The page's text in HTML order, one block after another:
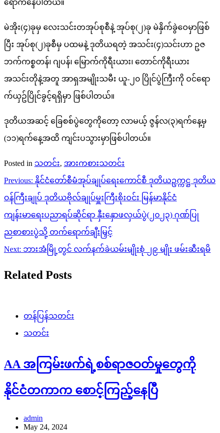
ရောက်နေပါတယ်။
မဲအိုး(၄)ခုမှ လေးသင်းတအုပ်စုစီနဲ့ အုပ်စု(၂)ခု မဲနှိက်ခွဲဝေမှာဖြစ်
ပြီး အုပ်စု(၂)ခုစီမှ ပထမနဲ့ ဒုတိယရတဲ့ အသင်း(၄)သင်းဟာ ဥဇ
ဘက်ကစ္စတန်၊ ဂျပန်၊ မြောက်ကိုရီးယား၊ တောင်ကိုရီးယား
အသင်းတိုနဲ့အတူ အာရှအမျိုးသမီး ယူ-၂၀ ပြိုင်ပွဲကြီးကို ဝင်ရော
က်ယှဥ်ပြိုင်ခွင့်ရရှိမှာ ဖြစ်ပါတယ်။
ဒုတိယအဆင့် ခြေစစ်ပွဲတွေကိုတော့ လာမယ့် ဇွန်လ(၃)ရက်နေ့မှ
(၁၁)ရက်နေ့အထိ ကျင်းပသွားမှာဖြစ်ပါတယ်။
Posted in သတင်း, အားကစားသတင်း
Post
navigation
Previous: နိုင်ငံတော်စီမံအုပ်ချုပ်ရေးကောင်စီ ဒုတိယဥက္ကဋ္ဌ ဒုတိယ
ဝန်ကြီးချုပ် ဒုတိယဗိုလ်ချုပ်မှူးကြီးစိုးဝင်း မြန်မာနိုင်ငံ
ကျန်းမာရေးပညာရပ်ဆိုင်ရာ နှီးနှောဖလှယ်ပွဲ(၂၀၂၃) ဂုဏ်ပြု
ညစာစားပွဲသို့ တက်ရောက်ချီးမြှင့်
Next: ဘားအံမြို့တွင် လက်နက်ခဲယမ်းမျိုးစုံ ၂၉ မျိုး ဖမ်းဆီးရမိ
Related Posts
တန်ပြန်သတင်း
သတင်း
AA အကြမ်းဖက်ရဲ့စစ်ရာဇဝတ်မှုတွေကို
နိုင်ငံတကာက စောင့်ကြည့်နေပြီ
admin
May 24, 2024